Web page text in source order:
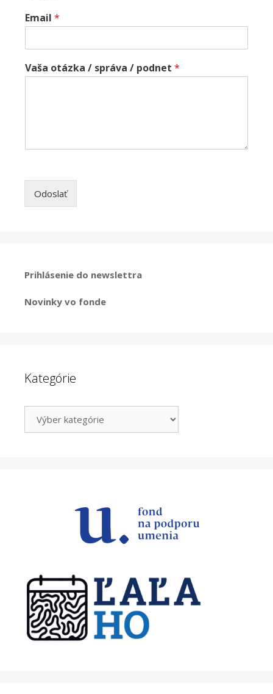
Email *
Vaša otázka / správa / podnet *
Odoslať
Prihlásenie do newslettra
Novinky vo fonde
Kategórie